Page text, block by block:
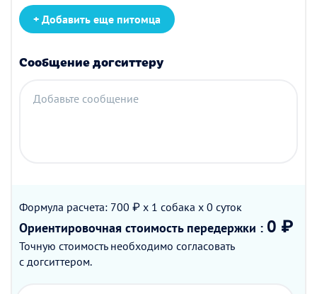
+ Добавить еще питомца
Сообщение догситтеру
Добавьте сообщение
Формула расчета: 700 ₽ x 1 собака x 0 суток
Ориентировочная стоимость передержки : 0 ₽
Точную стоимость необходимо согласовать
с догситтером.